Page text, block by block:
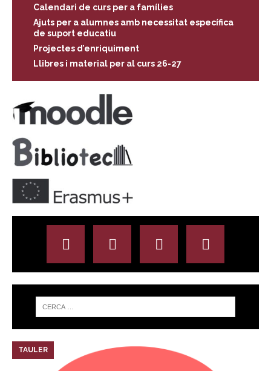
Calendari de curs per a famílies
Ajuts per a alumnes amb necessitat específica
de suport educatiu
Projectes d’enriquiment
Llibres i material per al curs 26-27
TAULER